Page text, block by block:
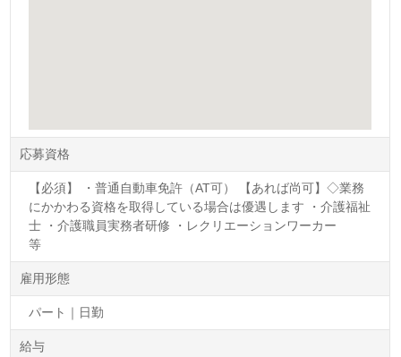
応募資格
【必須】 ・普通自動車免許（AT可） 【あれば尚可】◇業務
にかかわる資格を取得している場合は優遇します ・介護福祉
士 ・介護職員実務者研修 ・レクリエーションワーカー
等
雇用形態
パート｜日勤
給与